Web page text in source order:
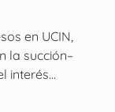
en UCIN,
la succión–
interés...